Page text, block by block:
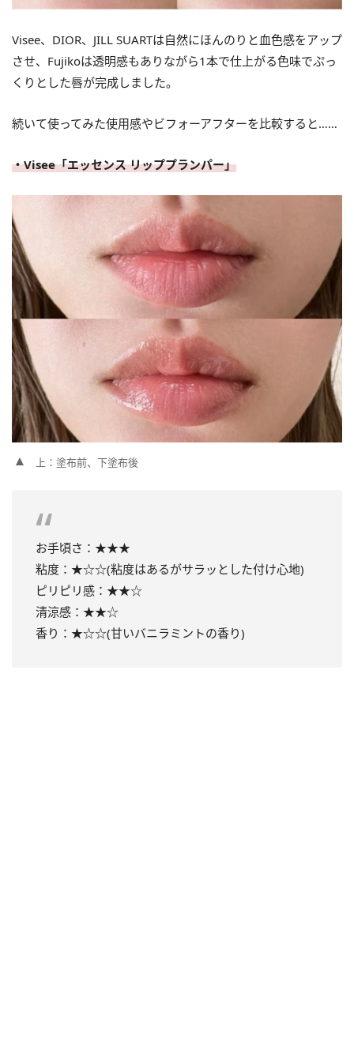
Visee、DIOR、JILL SUARTは自然にほんのりと血色感をアップ
させ、Fujikoは透明感もありながら1本で仕上がる色味でぷっ
くりとした唇が完成しました。
続いて使ってみた使用感やビフォーアフターを比較すると……
・Visee「エッセンス リッププランパー」
上：塗布前、下塗布後
お手頃さ：★★★
粘度：★☆☆(粘度はあるがサラッとした付け心地)
ピリピリ感：★★☆
清涼感：★★☆
香り：★☆☆(甘いバニラミントの香り)